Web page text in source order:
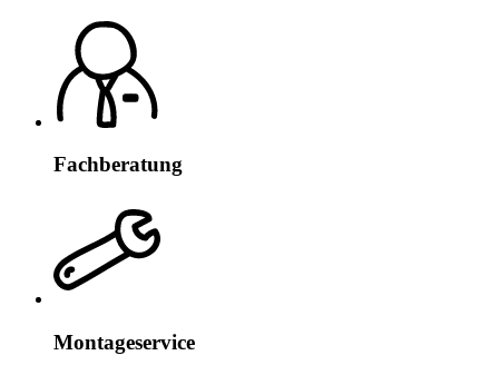
Fachberatung
Montageservice